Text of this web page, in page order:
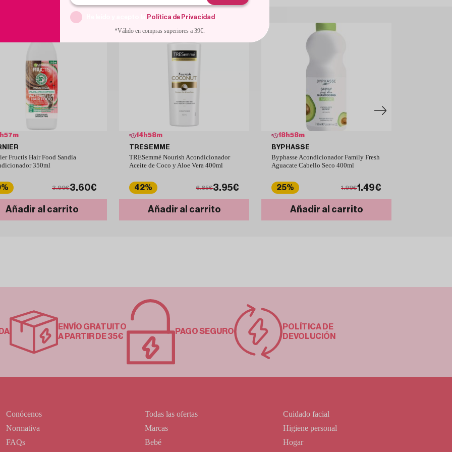
h57m
Fructis Hair Food Sandía
350ml
3.99€3.60€
Añadir al carrito
14 h58m
TRESEMME
TRESemmé Nourish Acondicionador
Aceite de Coco y Aloe Vera 400ml
42% 6.85€3.95€
Añadir al carrito
18 h58m
BYPHASSE
Byphasse Acondicionador Family Fresh
Aguacate Cabello Seco 400ml
25% 1.99€1.49€
Añadir al carrito
ENVÍO GRATUITO
A PARTIR DE 35€
PAGO SEGURO
POLÍTICA DE
DEVOLUCIÓN
Conócenos
Normativa
FAQs
Todas las ofertas
Marcas
Bebé
Cuidado facial
Higiene personal
Hogar
Política de Privacidad
*Válido en compras superiores a 39€.